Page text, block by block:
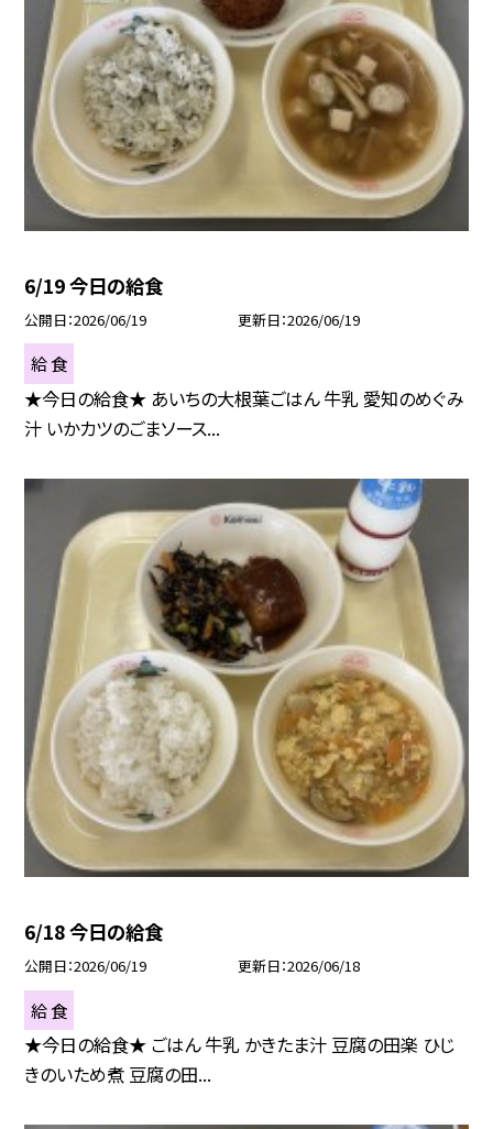
6/19 今日の給食
公開日 2026/06/19 更新日 2026/06/19
給 食
★今日の給食★ あいちの大根葉ごはん 牛乳 愛知のめぐみ
汁 いかカツのごまソース...
6/18 今日の給食
公開日 2026/06/19 更新日 2026/06/18
給 食
★今日の給食★ ごはん 牛乳 かきたま汁 豆腐の田楽 ひじ
きのいため煮 豆腐の田...